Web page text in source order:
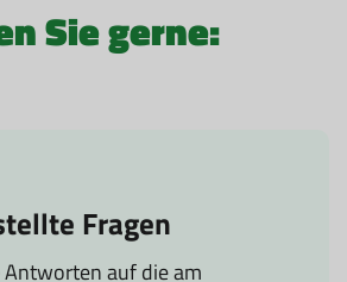
Sie gerne:
Fragen
auf die am